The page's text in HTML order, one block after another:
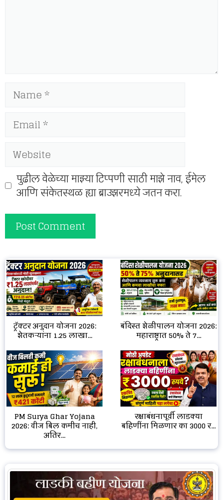
Name
Email
Website
पुढील वेळेच्या माझ्या टिप्पणी साठी माझे नाव, ईमेल
आणि संकेतस्थळ ह्या ब्राउझरमध्ये जतन करा.
ट्रॅक्टर अनुदान योजना 2026:
शेतकऱ्यांना ₹1.25 लाखा...
बंदिस्त शेळीपालन योजना 2026:
महाराष्ट्रात 50% ते 7...
PM Surya Ghar Yojana
2026: वीज बिल कमीच नाही,
अतिर...
रक्षाबंधनापूर्वी लाडक्या
बहिणींना मिळणार का 3000 र...